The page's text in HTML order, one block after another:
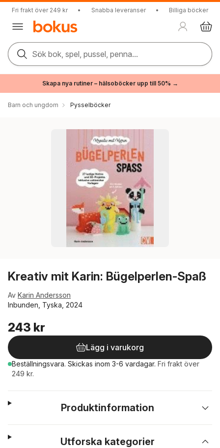
Fri frakt över 249 kr • Snabba leveranser • Billiga böcker
Sök bok, spel, pussel, penna...
Skapa nya rutiner – hälsoböcker upp till 50% →
Barn och ungdom Pysselböcker
Kreativ mit Karin: Bügelperlen-Spaß
Av Karin Andersson
Inbunden, Tyska, 2024
243 kr
Lägg i varukorg
Beställningsvara. Skickas inom 3-6 vardagar. Fri frakt över
249 kr.
Produktinformation
Utforska kategorier